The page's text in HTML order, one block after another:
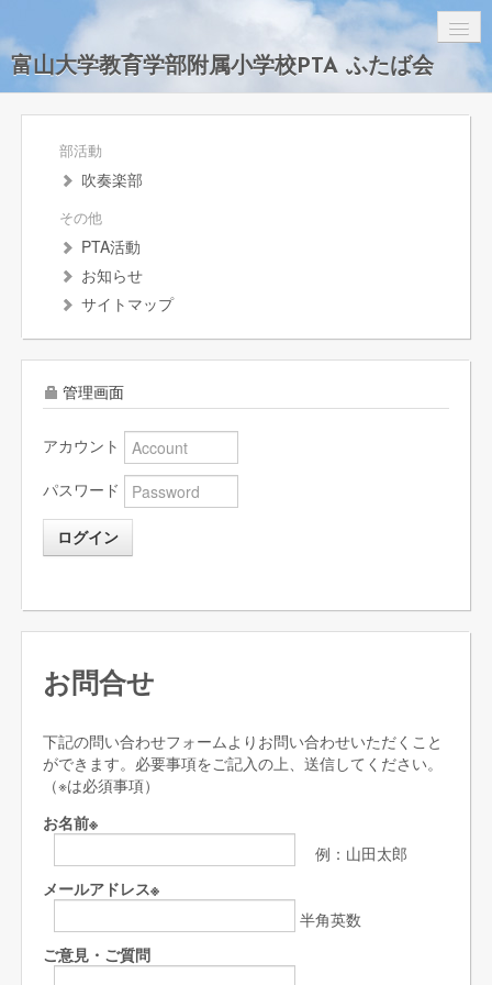
富山大学教育学部附属小学校PTA ふたば会
ふたば会Q&A
リンク集
部活動
吹奏楽部
その他
PTA活動
お知らせ
サイトマップ
管理画面
アカウント
パスワード
ログイン
お問合せ
下記の問い合わせフォームよりお問い合わせいただくこと
ができます。必要事項をご記入の上、送信してください。
（※は必須事項）
お名前※
例：山田太郎
メールアドレス※
半角英数
ご意見・ご質問